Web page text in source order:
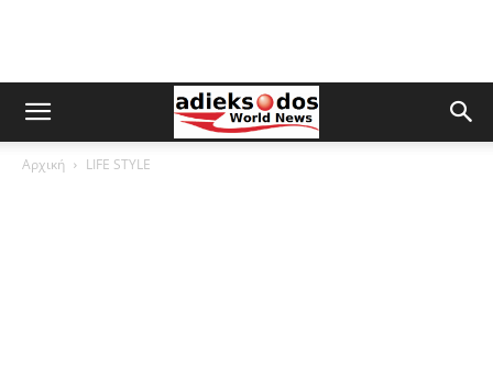
Αρχική LIFE STYLE